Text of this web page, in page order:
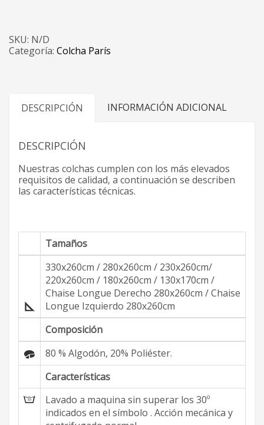
SKU: N/D
Categoría: Colcha París
DESCRIPCIÓN INFORMACIÓN ADICIONAL
DESCRIPCIÓN
Nuestras colchas cumplen con los más elevados
requisitos de calidad, a continuación se describen
las características técnicas.
Tamaños
330x260cm / 280x260cm / 230x260cm/
220x260cm / 180x260cm / 130x170cm /
Chaise Longue Derecho 280x260cm / Chaise
Longue Izquierdo 280x260cm
Composición
80 % Algodón, 20% Poliéster.
Características
Lavado a maquina sin superar los 30º
indicados en el símbolo . Acción mecánica y